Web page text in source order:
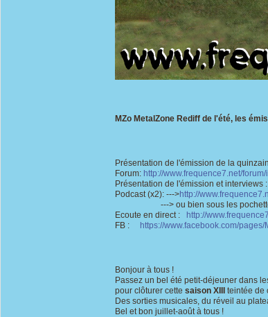
MZo MetalZone Rediff de l'été, les
Présentation de l'émission de la
Forum: http://www.frequence7.net/
Présentation de l'émission et interviews :
Podcast (x2): --->http://
---> ou bien sous les pochettes
Ecoute en direct :
http://
FB :
https://www.facebook.com/
Bonjour à tous !
Passez un bel été petit-déjeuner dans
pour clôturer cette saison XIII
teintée de
Des sorties musicales, du réveil au
Bel et bon juillet-août à tous !